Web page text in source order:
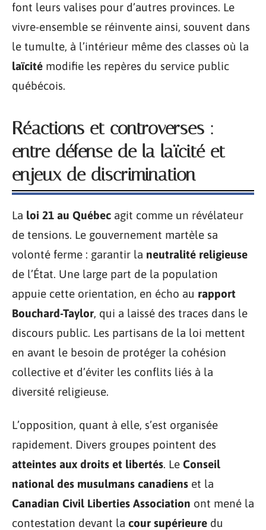
font leurs valises pour d’autres provinces. Le
vivre-ensemble se réinvente ainsi, souvent dans
le tumulte, à l’intérieur même des classes où la
laïcité modifie les repères du service public
québécois.
Réactions et controverses :
entre défense de la laïcité et
enjeux de discrimination
La loi 21 au Québec agit comme un révélateur
de tensions. Le gouvernement martèle sa
volonté ferme : garantir la neutralité religieuse
de l’État. Une large part de la population
appuie cette orientation, en écho au rapport
Bouchard-Taylor, qui a laissé des traces dans le
discours public. Les partisans de la loi mettent
en avant le besoin de protéger la cohésion
collective et d’éviter les conflits liés à la
diversité religieuse.
L’opposition, quant à elle, s’est organisée
rapidement. Divers groupes pointent des
atteintes aux droits et libertés. Le Conseil
national des musulmans canadiens et la
Canadian Civil Liberties Association ont mené la
contestation devant la cour supérieure du